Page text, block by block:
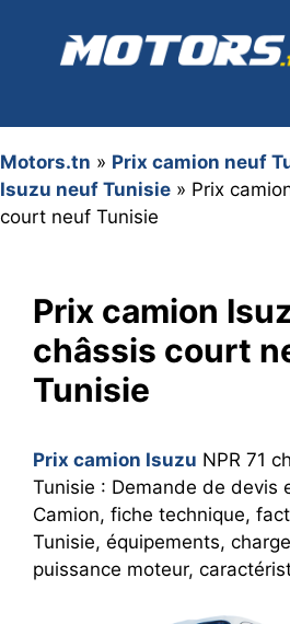
contenu
Motors.tn » Prix camion neuf
Isuzu neuf Tunisie » Prix
court neuf Tunisie
Prix camion
châssis court
Tunisie
Prix camion Isuzu NPR 71
Tunisie : Demande de devis
Camion, fiche technique,
Tunisie, équipements,
puissance moteur,